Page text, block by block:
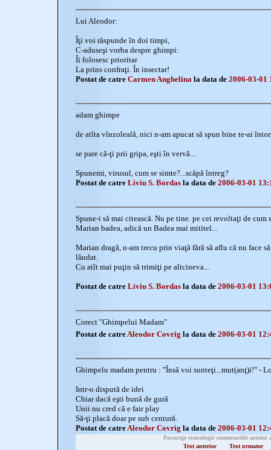
Lui Aleodor:
Îţi voi răspunde în doi timpi,
C-aduseşi vorba despre ghimpi:
Îi folosesc prioritar
La prins confraţi. În insectar!
Postat de catre Carmen Anghelina la data de 2006-03-01
adam ghimpe
de atîta vînzoleală, nici n-am apucat să spun bine te-ai
se pare că-ţi prii gripa, eşti în vervă...
Spunemi, virusul, cum se simte?...scăpă întreg?
Postat de catre Liviu S. Bordas la data de 2006-03-01
Spune-i să mai citească. Nu pe tine. pe cei revoltaţi de cum
Marian badea, adică un Badea mai mititel...
Marian dragă, n-am trecu prin viaţă fără să aflu că nu face
lăudat.
Cu atît mai puţin să trimiţi pe altcineva...
Postat de catre Liviu S. Bordas la data de 2006-03-01
Corect "Ghimpelui Madam"
Postat de catreAleodor Covrig la data de 2006-03-01
Ghimpelu madam pentru : "Însă voi sunteţi...mut(anţ)i!" -
Intr-o dispută de idei
Chiar dacă eşti bună de gură
Unii nu cred că e fair play
Să-ţi placă doar pe sub centură.
Postat de catreAleodor Covrig la data de 2006-03-01
Parcurge cronologic comentariile acestui
Text anterior
Text urmator